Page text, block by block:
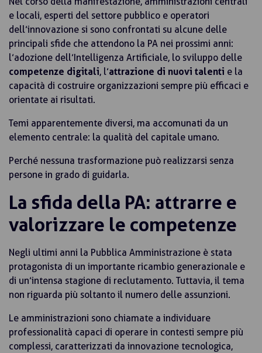
e locali, esperti del settore pubblico e operatori
dell’innovazione si sono confrontati su alcune delle
principali sfide che attendono la PA nei prossimi anni:
l’adozione dell’Intelligenza Artificiale, lo sviluppo delle
competenze digitali, l’attrazione di nuovi talenti e la
capacità di costruire organizzazioni sempre più efficaci e
orientate ai risultati.
Temi apparentemente diversi, ma accomunati da un
elemento centrale: la qualità del capitale umano.
Perché nessuna trasformazione può realizzarsi senza
persone in grado di guidarla.
La sfida della PA: attrarre e
valorizzare le competenze
Negli ultimi anni la Pubblica Amministrazione è stata
protagonista di un importante ricambio generazionale e
di un’intensa stagione di reclutamento. Tuttavia, il tema
non riguarda più soltanto il numero delle assunzioni.
Le amministrazioni sono chiamate a individuare
professionalità capaci di operare in contesti sempre più
complessi, caratterizzati da innovazione tecnologica,